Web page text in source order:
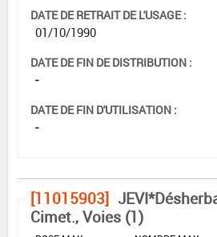
DATE DE RETRAIT DE L'USAGE :
01/10/1990
DATE DE FIN DE DISTRIBUTION :
-
DATE DE FIN D'UTILISATION :
-
[11015903]
Cimet., Voies (1)